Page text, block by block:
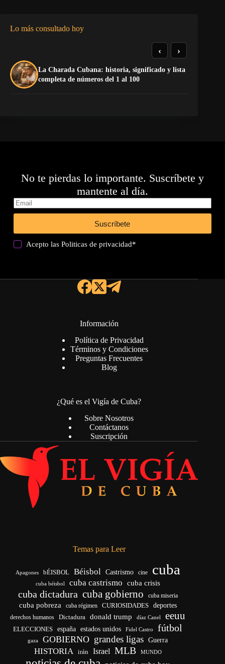
Lo más consultado hoy
La Charada Cubana: historia, significado y lista
completa de números del 1 al 100
‹ ›
No te pierdas lo importante. Suscríbete y
mantente al día.
Suscríbete
Acepto lasPoliticas de privacidad*
Información
Política de Privacidad
Términos y Condiciones
Preguntas Frecuentes
Blog
¿Qué es el Vigía de Cuba?
Sobre Nosotros
Contáctanos
Suscripción
Temas para Leer
Apagones bÉISBOL Béisbol Castrismo cine cuba
cuba béisbol cuba castrismo cuba crisis
cuba dictadura cuba gobierno cuba miseria
cuba pobreza cuba régimen CURIOSIDADES deportes
derechos humanos Dictadura donald trump díaz Canel eeuu
ELECCIONES españa estados unidos Fidel Castro fútbol
gaza GOBIERNO grandes ligas Guerra
HISTORIA irán Israel MLB MUNDO